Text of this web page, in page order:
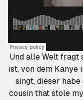
Und alle Welt fragt
ist, von dem Kanye
singt, dieser
cousin that stole